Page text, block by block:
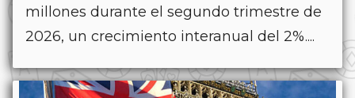
millones durante el segundo trimestre de
2026, un crecimiento interanual del 2%....